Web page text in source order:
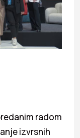
radom
izvrsnih